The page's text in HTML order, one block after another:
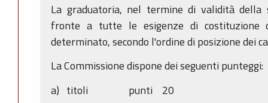
La graduatoria, nel termine di validità
fronte a tutte le esigenze di
determinato, secondo l'ordine di posizione dei
La Commissione dispone dei seguenti punteggi:
a) titoli punti 20